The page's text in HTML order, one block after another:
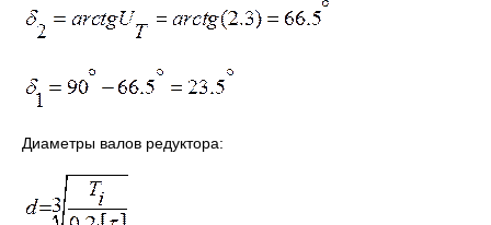
Диаметры валов редуктора: